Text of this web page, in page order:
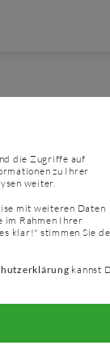
werden
die Zugriffe auf
zu Ihrer
weiter.
mit weiteren Daten
im Rahmen Ihrer
klar!" stimmen Sie
kannst